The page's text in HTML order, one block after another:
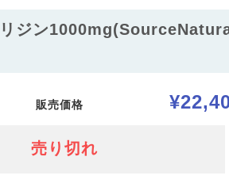
リジン
販売価格
売り切れ